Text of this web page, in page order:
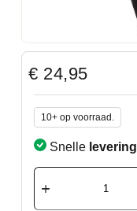
€ 24,95
10+ op voorraad.
Snelle levering